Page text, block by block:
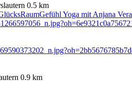
0.5 km
Yoga mit Anjana Vera
0.9 km